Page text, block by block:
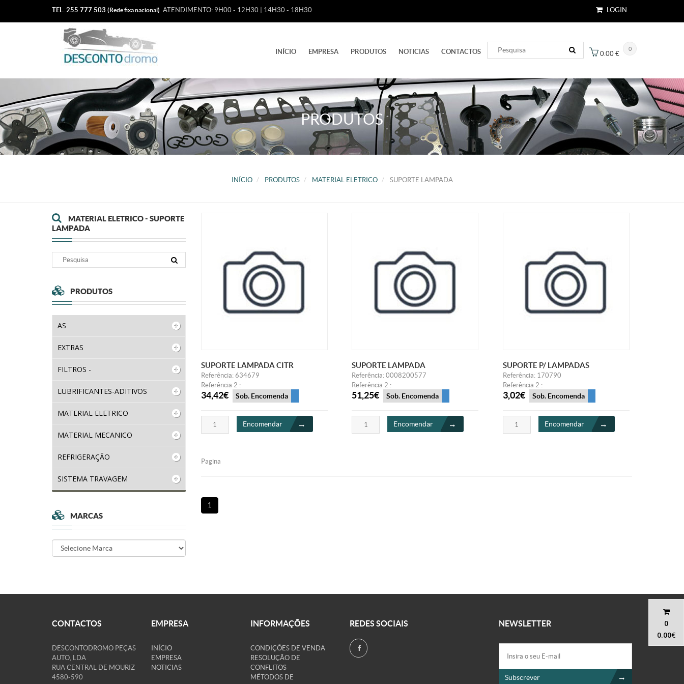
TEL. 255 777 503 (Rede fixa nacional) ATENDIMENTO: 9H00 - 12H30 | 14H30 - 18H30 LOGIN
0
0.00 €
INÍCIO EMPRESA PRODUTOS NOTICIAS CONTACTOS
0
0.00€
PRODUTOS
INÍCIO PRODUTOS MATERIAL ELETRICO SUPORTE LAMPADA
MATERIAL ELETRICO - SUPORTE
LAMPADA
PRODUTOS
AS
EXTRAS
FILTROS -
LUBRIFICANTES-ADITIVOS
MATERIAL ELETRICO
MATERIAL MECANICO
REFRIGERAÇÃO
SISTEMA TRAVAGEM
MARCAS
SUPORTE LAMPADA CITR
Referência: 634679
Referência 2 :
34,42€ Sob. Encomenda
Encomendar
SUPORTE LAMPADA
Referência: 0008200577
Referência 2 :
51,25€ Sob. Encomenda
Encomendar
SUPORTE P/ LAMPADAS
Referência: 170790
Referência 2 :
3,02€ Sob. Encomenda
Encomendar
Pagina
1
CONTACTOS
DESCONTODROMO PEÇAS
AUTO, LDA
RUA CENTRAL DE MOURIZ
4580-590
EMPRESA
INÍCIO
EMPRESA
NOTICIAS
INFORMAÇÕES
CONDIÇÕES DE VENDA
RESOLUÇÃO DE
CONFLITOS
MÉTODOS DE
REDES SOCIAIS NEWSLETTER
Subscrever